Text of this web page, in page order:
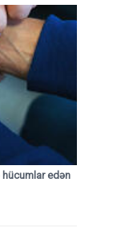
edən